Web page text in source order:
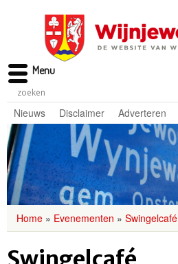
Nieuws Disclaimer Adverteren
Home » Evenementen » Swingelcafé
Menu